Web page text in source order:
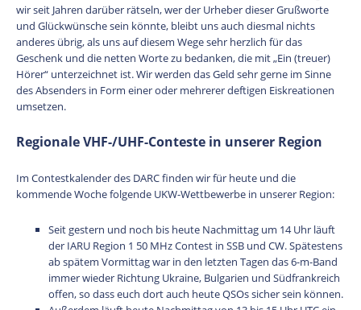
wir seit Jahren darüber rätseln, wer der Urheber dieser Grußworte
und Glückwünsche sein könnte, bleibt uns auch diesmal nichts
anderes übrig, als uns auf diesem Wege sehr herzlich für das
Geschenk und die netten Worte zu bedanken, die mit „Ein (treuer)
Hörer“ unterzeichnet ist. Wir werden das Geld sehr gerne im Sinne
des Absenders in Form einer oder mehrerer deftigen Eiskreationen
umsetzen.
Regionale VHF-/UHF-Conteste in unserer Region
Im Contestkalender des DARC finden wir für heute und die
kommende Woche folgende UKW-Wettbewerbe in unserer Region:
Seit gestern und noch bis heute Nachmittag um 14 Uhr läuft
der IARU Region 1 50 MHz Contest in SSB und CW. Spätestens
ab spätem Vormittag war in den letzten Tagen das 6-m-Band
immer wieder Richtung Ukraine, Bulgarien und Südfrankreich
offen, so dass euch dort auch heute QSOs sicher sein können.